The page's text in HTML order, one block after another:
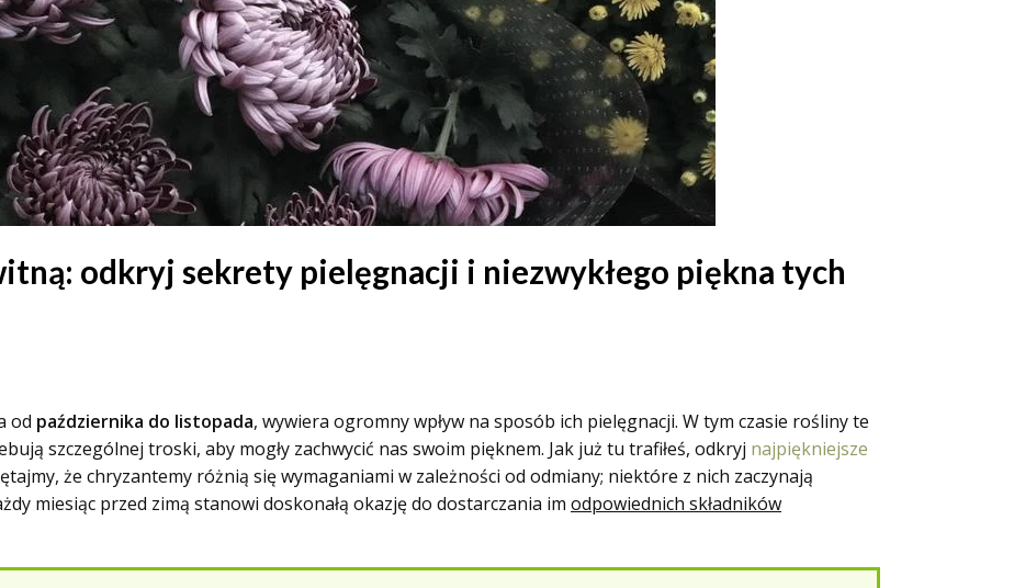
odkryj sekrety pielęgnacji i niezwykłego piękna tych
od października do listopada, wywiera ogromny wpływ na sposób ich pielęgnacji. W tym czasie rośliny te
szczególnej troski, aby mogły zachwycić nas swoim pięknem. Jak już tu trafiłeś, odkryj najpiękniejsze
że chryzantemy różnią się wymaganiami w zależności od odmiany; niektóre z nich zaczynają
miesiąc przed zimą stanowi doskonałą okazję do dostarczania im odpowiednich składników